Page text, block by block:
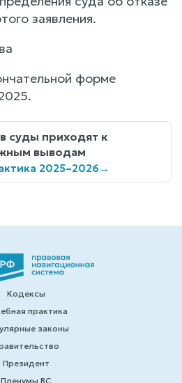
заявления.
форме
суды приходят к
выводам
2025–2026→
Кодексы
практика
законы
Президент
Пленумы ВС